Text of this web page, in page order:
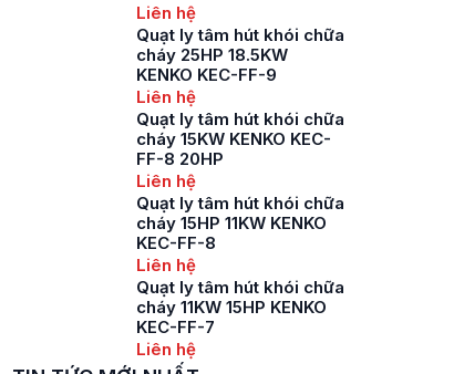
Liên hệ
Quạt ly tâm hút khói chữa
cháy 25HP 18.5KW
KENKO KEC-FF-9
Liên hệ
Quạt ly tâm hút khói chữa
cháy 15KW KENKO KEC-
FF-8 20HP
Liên hệ
Quạt ly tâm hút khói chữa
cháy 15HP 11KW KENKO
KEC-FF-8
Liên hệ
Quạt ly tâm hút khói chữa
cháy 11KW 15HP KENKO
KEC-FF-7
Liên hệ